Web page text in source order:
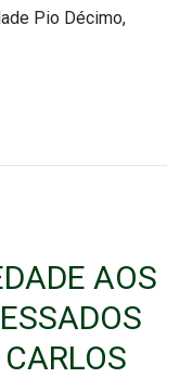
Pio Décimo,
AOS